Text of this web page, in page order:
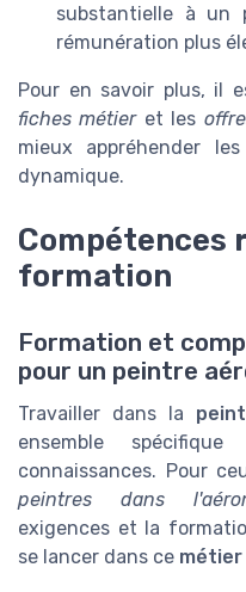
substantielle à un
rémunération plus
Pour en savoir plus, il
fiches métieret les
mieux appréhender
dynamique.
Compétences
formation
Formation et
pour un peintre
Travailler dans la
ensemble
connaissances. Pour
peintres dans
exigences et la
se lancer dans ce métier